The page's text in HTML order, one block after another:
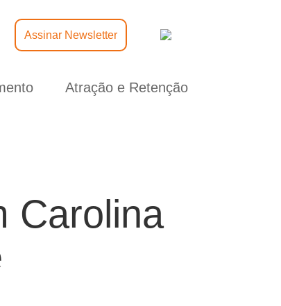
Assinar Newsletter
Atração e Retenção
Carolina